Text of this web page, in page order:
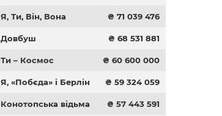
Я, Ти, Він, Вона ₴ 71 039 476
Довбуш ₴ 68 531 881
Ти – Космос ₴ 60 600 000
Я, «Побєда» і Берлін ₴ 59 324 059
Конотопська відьма ₴ 57 443 591